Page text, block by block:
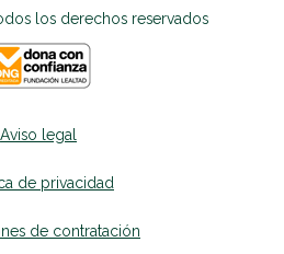
los derechos reservados
Aviso legal
de privacidad
de contratación